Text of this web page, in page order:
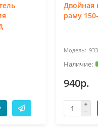
Двойная
раму
940р.